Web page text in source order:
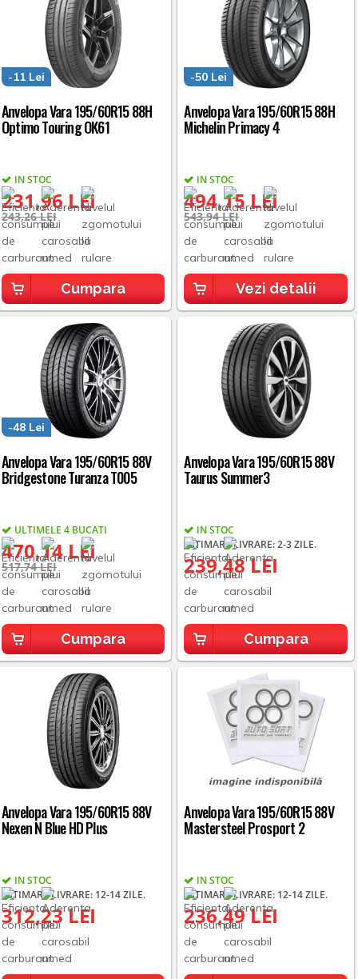
Anvelopa Vara 195/60R15 88H
Optimo Touring OK61
IN STOC
231,96 LEI
-11 Lei
243,26 LEI
Cumpara
Anvelopa Vara 195/60R15 88H
Michelin Primacy 4
IN STOC
494,15 LEI
-50 Lei
543,94 LEI
Vezi detalii
Anvelopa Vara 195/60R15 88V
Bridgestone Turanza T005
ULTIMELE 4 BUCATI
470,14 LEI
-48 Lei
517,74 LEI
Cumpara
Anvelopa Vara 195/60R15 88V
Taurus Summer3
IN STOC
ESTIMARE LIVRARE: 2-3 ZILE.
239,48 LEI
Cumpara
Anvelopa Vara 195/60R15 88V
Nexen N Blue HD Plus
IN STOC
ESTIMARE LIVRARE: 12-14 ZILE.
312,23 LEI
Anvelopa Vara 195/60R15 88V
Mastersteel Prosport 2
IN STOC
ESTIMARE LIVRARE: 12-14 ZILE.
236,49 LEI